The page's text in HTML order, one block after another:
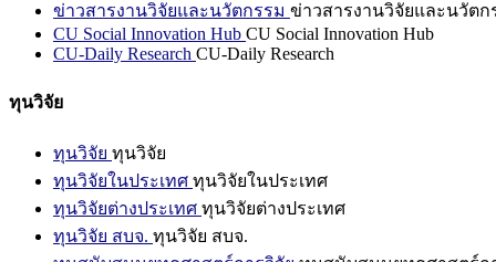
ข่าวสารงานวิจัยและนวัตกรรม ข่าวสารงานวิจัยและนวัตก
CU Social Innovation Hub CU Social Innovation Hub
CU-Daily Research CU-Daily Research
ทุนวิจัย
ทุนวิจัย ทุนวิจัย
ทุนวิจัยในประเทศ ทุนวิจัยในประเทศ
ทุนวิจัยต่างประเทศ ทุนวิจัยต่างประเทศ
ทุนวิจัย สบจ. ทุนวิจัย สบจ.